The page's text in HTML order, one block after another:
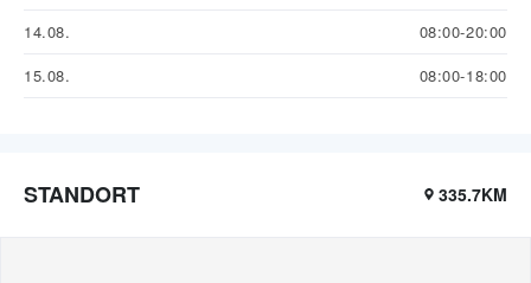
14.08.
08:00-20:00
15.08.
08:00-18:00
STANDORT 335.7KM